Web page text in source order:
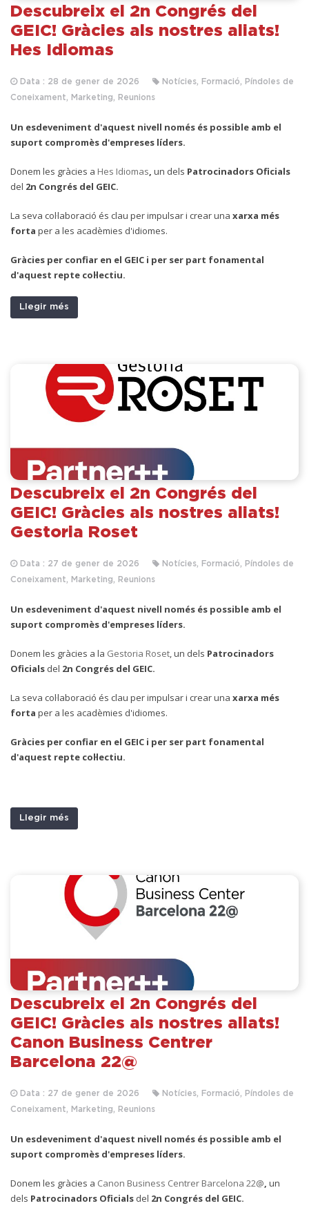
Descubreix el 2n Congrés del
GEIC! Gràcies als nostres aliats!
Hes Idiomas
Data : 28 de gener de 2026
Notícies, Formació, Píndoles de
Coneixament, Marketing, Reunions
Un esdeveniment d'aquest nivell només és possible amb el
suport compromès d'empreses líders.
Donem les gràcies a Hes Idiomas, un dels Patrocinadors Oficials
del 2n Congrés del GEIC.
La seva col·laboració és clau per impulsar i crear una xarxa més
forta per a les acadèmies d'idiomes.
Gràcies per confiar en el GEIC i per ser part fonamental
d'aquest repte col·lectiu.
Llegir més
Descubreix el 2n Congrés del
GEIC! Gràcies als nostres aliats!
Gestoria Roset
Data : 27 de gener de 2026
Notícies, Formació, Píndoles de
Coneixament, Marketing, Reunions
Un esdeveniment d'aquest nivell només és possible amb el
suport compromès d'empreses líders.
Donem les gràcies a la Gestoria Roset , un dels Patrocinadors
Oficials del 2n Congrés del GEIC.
La seva col·laboració és clau per impulsar i crear una xarxa més
forta per a les acadèmies d'idiomes.
Gràcies per confiar en el GEIC i per ser part fonamental
d'aquest repte col·lectiu.
Llegir més
Descubreix el 2n Congrés del
GEIC! Gràcies als nostres aliats!
Canon Business Centrer
Barcelona 22@
Data : 27 de gener de 2026
Notícies, Formació, Píndoles de
Coneixament, Marketing, Reunions
Un esdeveniment d'aquest nivell només és possible amb el
suport compromès d'empreses líders.
Donem les gràcies a Canon Business Centrer Barcelona 22@, un
dels Patrocinadors Oficials del 2n Congrés del GEIC.